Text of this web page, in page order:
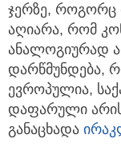
ჯერზე, როგორც
აღიარა, რომ
ანალოგიურად
დარწმუნდება,
ევროპულია,
დაფარული
განაცხადა